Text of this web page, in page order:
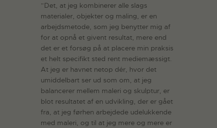
”Det, at jeg kombinerer alle slags
materialer, objekter og maling, er en
arbejdsmetode, som jeg benytter mig af
for at opnå et givent resultat, mere end
det er et forsøg på at placere min praksis
et helt specifikt sted rent mediemæssigt.
At jeg er havnet netop dér, hvor det
umiddelbart ser ud som om, at jeg
balancerer mellem maleri og skulptur, er
blot resultatet af en udvikling, der er gået
fra, at jeg førhen arbejdede udelukkende
med maleri, og til at jeg mere og mere er